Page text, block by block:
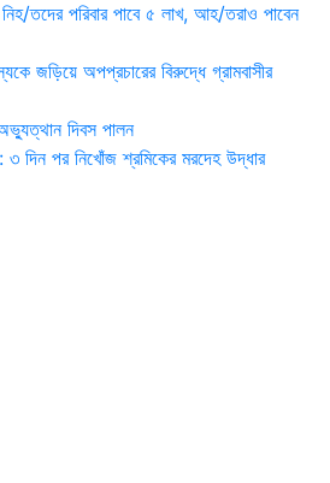
নিহ/তদের পরিবার পাবে ৫ লাখ, আহ/তরাও পাবেন
জড়িয়ে অপপ্রচারের বিরুদ্ধে গ্রামবাসীর
দিবস পালন
৩ দিন পর নিখোঁজ শ্রমিকের মরদেহ উদ্ধার